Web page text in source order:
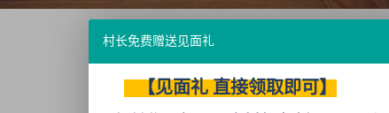
村长免费赠送见面礼
【见面礼 直接领取即可】